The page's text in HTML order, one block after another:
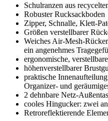
Schulranzen aus
Robuster Rucksackboden
Zipper, Schnalle, Klett-
Größen verstellbarer
Weiches Air-Mesh-
ein angenehmes
ergonomische,
höhenverstellbarer
praktische
Organizer- und
2 dehnbare Netz-
cooles Hingucker: zwei
Retroreflektierende